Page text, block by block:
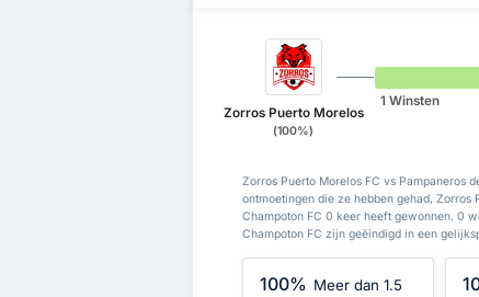
Zorros Puerto Morelos
(100%)
1 Winsten
Zorros Puerto Morelos FC vs Pampaneros
ontmoetingen die ze hebben gehad, Zorros
Champoton FC 0 keer heeft gewonnen. 0
Champoton FC zijn geëindigd in een
100% Meer dan 1.5